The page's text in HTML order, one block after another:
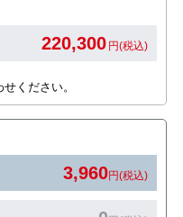
220,300 円(税込)
ください。
3,960円(税込)